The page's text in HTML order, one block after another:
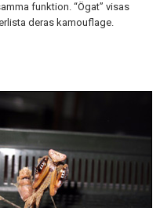
funktion. “Ögat” visas
deras kamouflage.